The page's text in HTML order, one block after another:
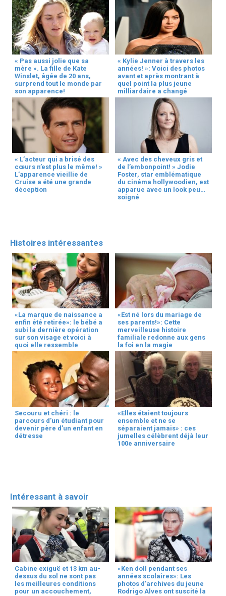
« Pas aussi jolie que sa
mère ». La fille de Kate
Winslet, âgée de 20 ans,
surprend tout le monde par
son apparence!
« Kylie Jenner à travers les
années! »: Voici des photos
avant et après montrant à
quel point la plus jeune
milliardaire a changé
« L’acteur qui a brisé des
cœurs n’est plus le même! »
L’apparence vieillie de
Cruise a été une grande
déception
« Avec des cheveux gris et
de l’embonpoint! » Jodie
Foster, star emblématique
du cinéma hollywoodien, est
apparue avec un look peu
soigné
Histoires intéressantes
«La marque de naissance a
enfin été retirée»: le bébé a
subi la dernière opération
sur son visage et voici à
quoi elle ressemble
«Est né lors du mariage de
ses parents!»: Cette
merveilleuse histoire
familiale redonne aux gens
la foi en la magie
Secouru et chéri : le
parcours d’un étudiant pour
devenir père d’un enfant en
détresse
«Elles étaient toujours
ensemble et ne se
séparaient jamais» : ces
jumelles célèbrent déjà leur
100e anniversaire
Intéressant à savoir
Cabine exiguë et 13 km au-
dessus du sol ne sont pas
les meilleures conditions
pour un accouchement,
«Ken doll pendant ses
années scolaires»: Les
photos d’archives du jeune
Rodrigo Alves ont suscité la